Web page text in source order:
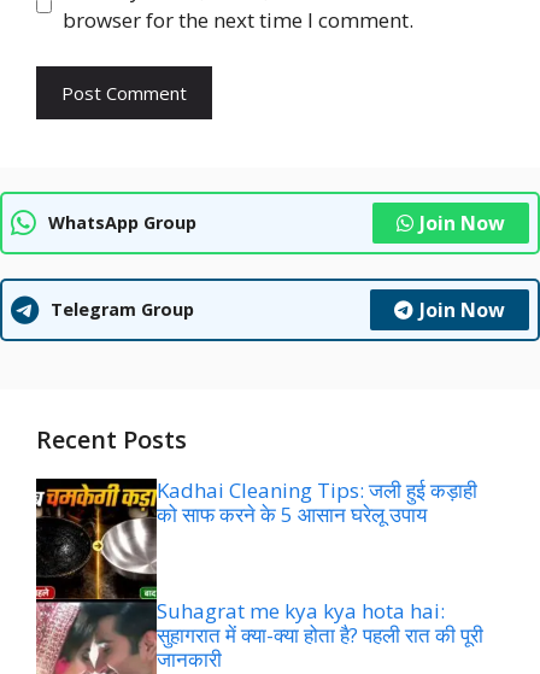
browser for the next time I comment.
WhatsApp Group Join Now
Telegram Group Join Now
Recent Posts
Kadhai Cleaning Tips: जली हुई कड़ाही
को साफ करने के 5 आसान घरेलू उपाय
Suhagrat me kya kya hota hai:
सुहागरात में क्या-क्या होता है? पहली रात की पूरी
जानकारी